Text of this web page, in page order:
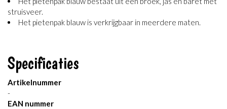
struisveer.
Het pietenpak blauw is verkrijgbaar in meerdere maten.
Specificaties
Artikelnummer
-
EAN nummer